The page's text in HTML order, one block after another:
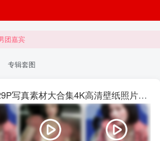
团嘉宾
专辑套图
权恩妃水弹音乐节【27V】29P写真素材大合集4K高清壁纸照片素材
+3